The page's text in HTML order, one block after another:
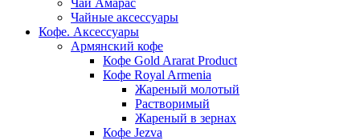
Чай Амарас
Чайные аксессуары
Кофе. Аксессуары
Армянский кофе
Кофе Gold Ararat Product
Кофе Royal Armenia
Жареный молотый
Растворимый
Жареный в зернах
Кофе Jezva